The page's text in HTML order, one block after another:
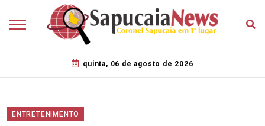
quinta, 06 de agosto de 2026
ENTRETENIMENTO